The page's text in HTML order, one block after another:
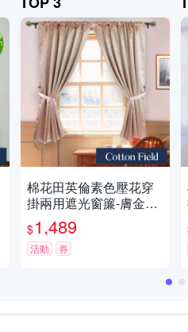
棉花田英倫素色壓花穿
掛兩用遮光窗簾-膚金色
(270x165cm)
$1,489
活動 券